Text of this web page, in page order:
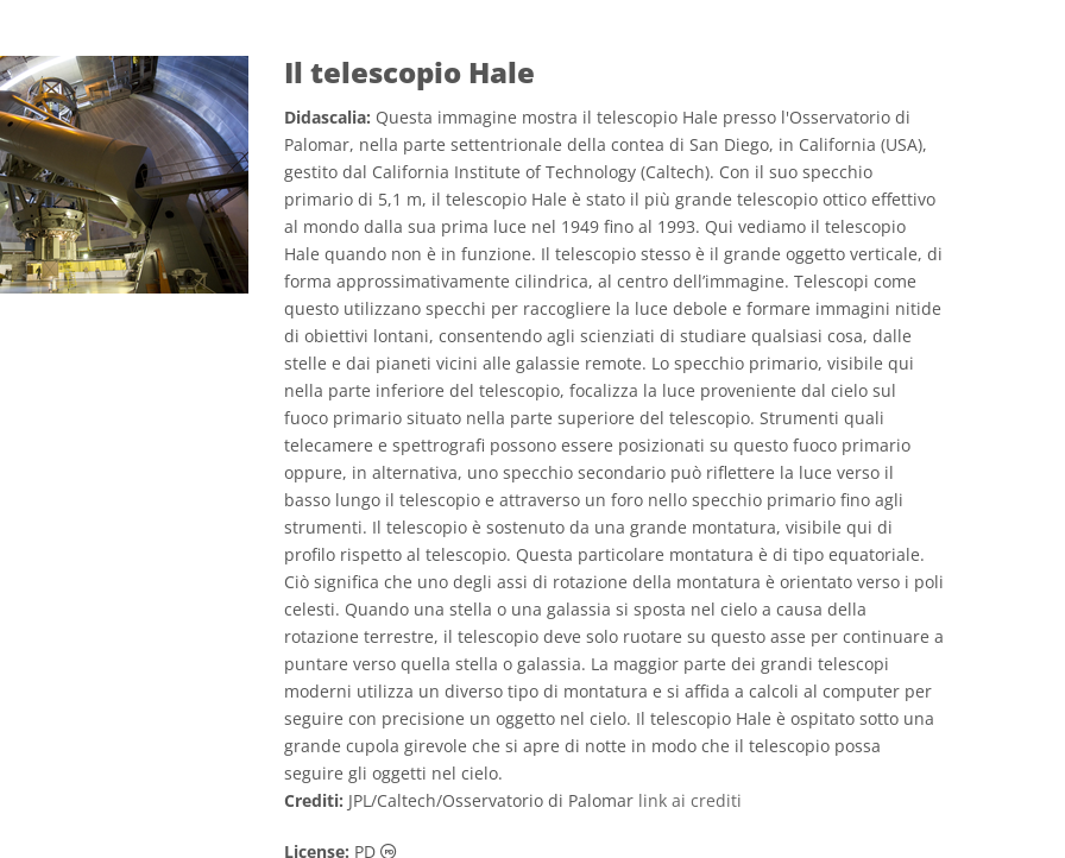
Il telescopio Hale
Didascalia: Questa immagine mostra il telescopio Hale presso l'Osservatorio di
Palomar, nella parte settentrionale della contea di San Diego, in California (USA),
gestito dal California Institute of Technology (Caltech). Con il suo specchio
primario di 5,1 m, il telescopio Hale è stato il più grande telescopio ottico effettivo
al mondo dalla sua prima luce nel 1949 fino al 1993. Qui vediamo il telescopio
Hale quando non è in funzione. Il telescopio stesso è il grande oggetto verticale, di
forma approssimativamente cilindrica, al centro dell’immagine. Telescopi come
questo utilizzano specchi per raccogliere la luce debole e formare immagini nitide
di obiettivi lontani, consentendo agli scienziati di studiare qualsiasi cosa, dalle
stelle e dai pianeti vicini alle galassie remote. Lo specchio primario, visibile qui
nella parte inferiore del telescopio, focalizza la luce proveniente dal cielo sul
fuoco primario situato nella parte superiore del telescopio. Strumenti quali
telecamere e spettrografi possono essere posizionati su questo fuoco primario
oppure, in alternativa, uno specchio secondario può riflettere la luce verso il
basso lungo il telescopio e attraverso un foro nello specchio primario fino agli
strumenti. Il telescopio è sostenuto da una grande montatura, visibile qui di
profilo rispetto al telescopio. Questa particolare montatura è di tipo equatoriale.
Ciò significa che uno degli assi di rotazione della montatura è orientato verso i poli
celesti. Quando una stella o una galassia si sposta nel cielo a causa della
rotazione terrestre, il telescopio deve solo ruotare su questo asse per continuare a
puntare verso quella stella o galassia. La maggior parte dei grandi telescopi
moderni utilizza un diverso tipo di montatura e si affida a calcoli al computer per
seguire con precisione un oggetto nel cielo. Il telescopio Hale è ospitato sotto una
grande cupola girevole che si apre di notte in modo che il telescopio possa
seguire gli oggetti nel cielo.
Crediti: JPL/Caltech/Osservatorio di Palomar link ai crediti
License: PD Dominio Pubblico icone